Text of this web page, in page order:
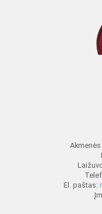
El. paštas: